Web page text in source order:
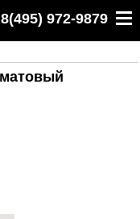
8(495) 972-9879